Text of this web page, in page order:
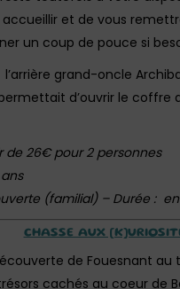
et de vous
un coup de pouce si
grand-oncle
d’ouvrir le coffre
de 26€ pour 2 personnes
(familial) – Durée :
CHASSE AUX
de Fouesnant au
cachés au coeur de